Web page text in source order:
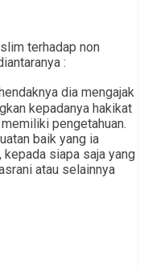
terhadap non
:
dia mengajak
kepadanya hakikat
pengetahuan.
baik yang ia
kepada siapa saja yang
atau selainnya